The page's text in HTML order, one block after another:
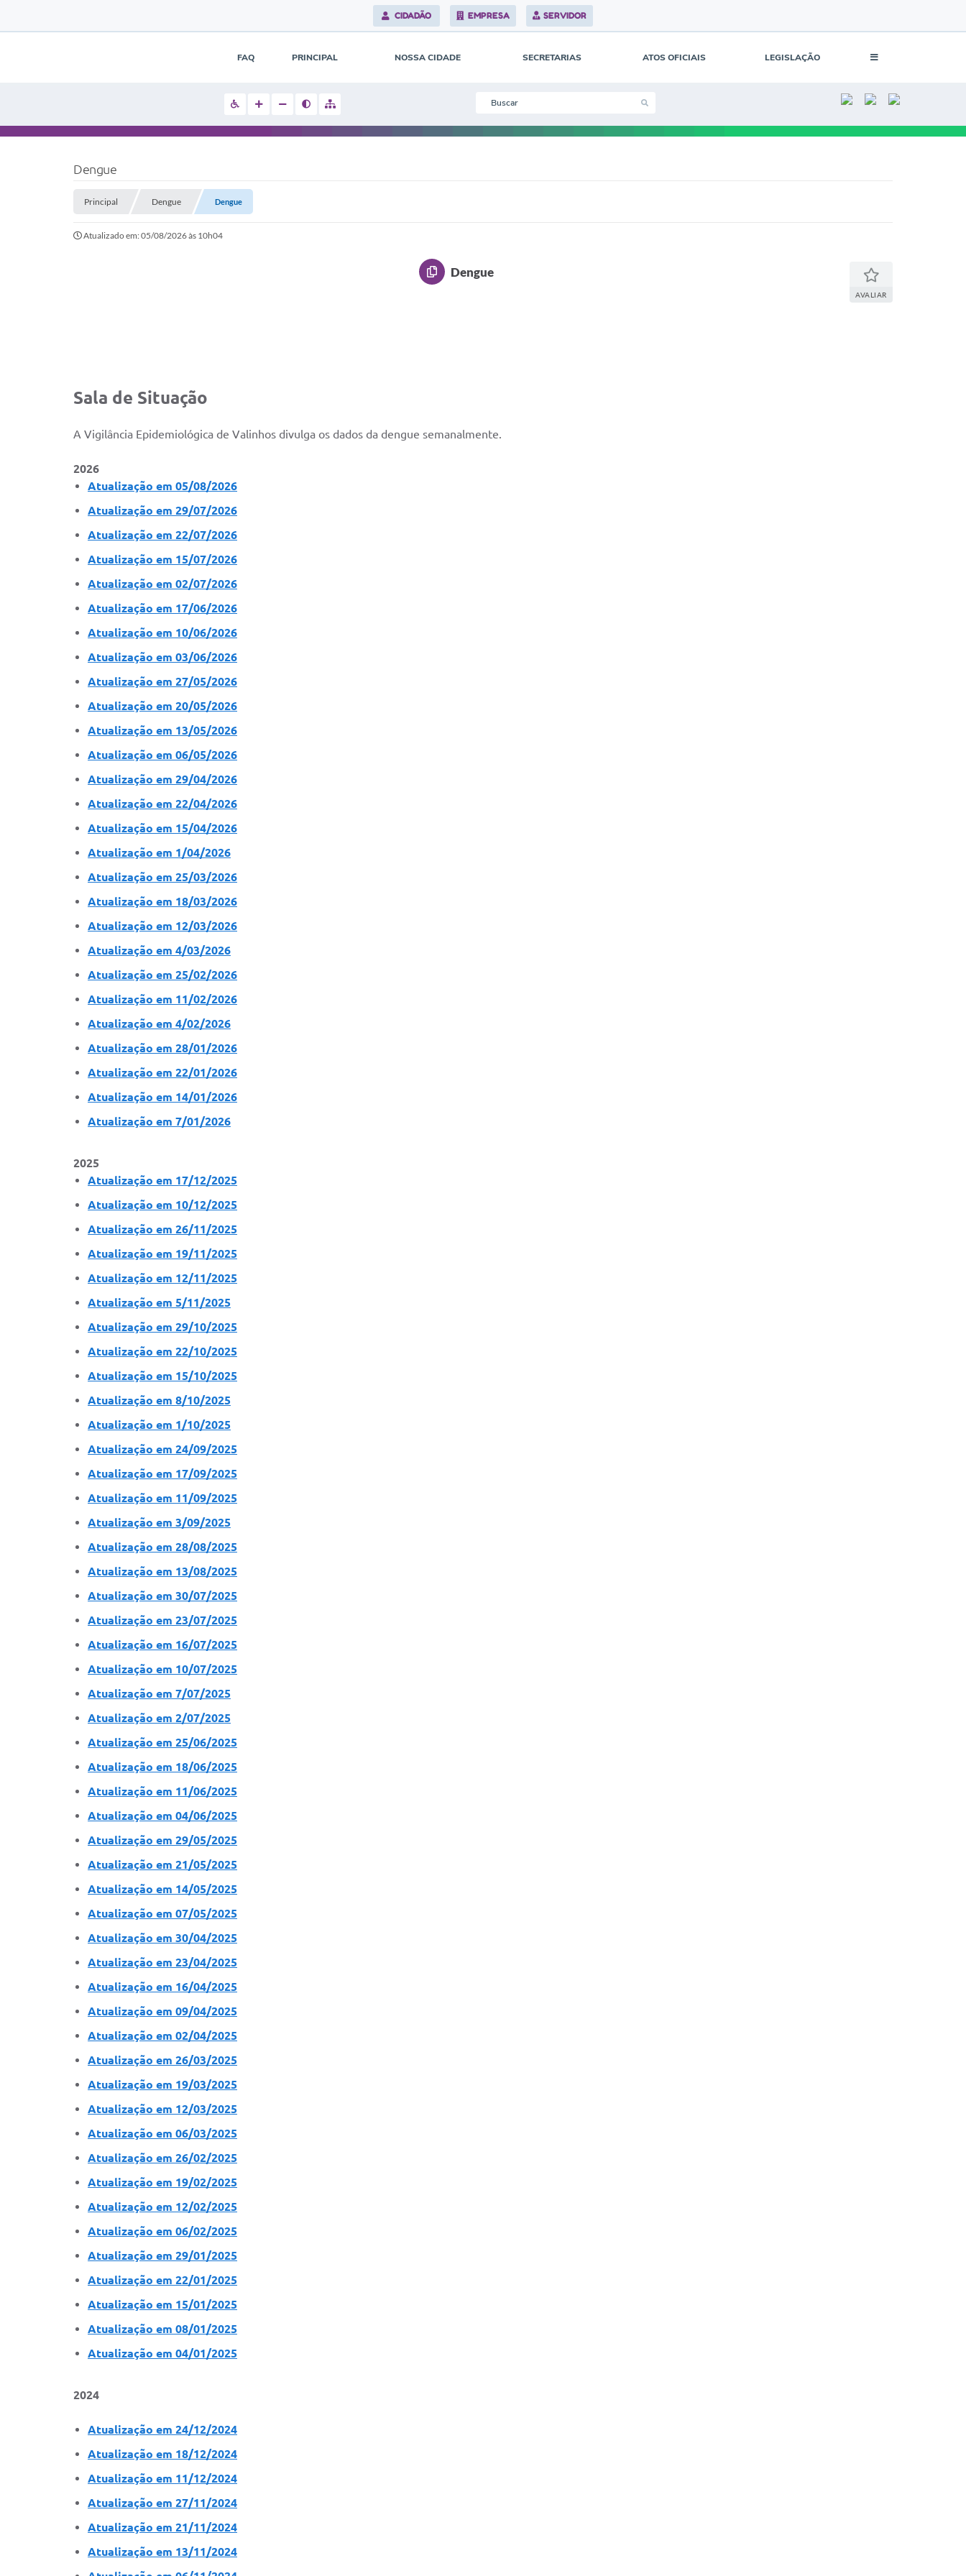
CIDADÃO EMPRESA SERVIDOR
FAQ PRINCIPAL NOSSA CIDADE SECRETARIAS ATOS OFICIAIS LEGISLAÇÃO
Dengue
Principal Dengue Dengue
Atualizado em: 05/08/2026 às 10h04
Dengue
AVALIAR
Sala de Situação
A Vigilância Epidemiológica de Valinhos divulga os dados da dengue semanalmente.
2026
Atualização em 05/08/2026
Atualização em 29/07/2026
Atualização em 22/07/2026
Atualização em 15/07/2026
Atualização em 02/07/2026
Atualização em 17/06/2026
Atualização em 10/06/2026
Atualização em 03/06/2026
Atualização em 27/05/2026
Atualização em 20/05/2026
Atualização em 13/05/2026
Atualização em 06/05/2026
Atualização em 29/04/2026
Atualização em 22/04/2026
Atualização em 15/04/2026
Atualização em 1/04/2026
Atualização em 25/03/2026
Atualização em 18/03/2026
Atualização em 12/03/2026
Atualização em 4/03/2026
Atualização em 25/02/2026
Atualização em 11/02/2026
Atualização em 4/02/2026
Atualização em 28/01/2026
Atualização em 22/01/2026
Atualização em 14/01/2026
Atualização em 7/01/2026
2025
Atualização em 17/12/2025
Atualização em 10/12/2025
Atualização em 26/11/2025
Atualização em 19/11/2025
Atualização em 12/11/2025
Atualização em 5/11/2025
Atualização em 29/10/2025
Atualização em 22/10/2025
Atualização em 15/10/2025
Atualização em 8/10/2025
Atualização em 1/10/2025
Atualização em 24/09/2025
Atualização em 17/09/2025
Atualização em 11/09/2025
Atualização em 3/09/2025
Atualização em 28/08/2025
Atualização em 13/08/2025
Atualização em 30/07/2025
Atualização em 23/07/2025
Atualização em 16/07/2025
Atualização em 10/07/2025
Atualização em 7/07/2025
Atualização em 2/07/2025
Atualização em 25/06/2025
Atualização em 18/06/2025
Atualização em 11/06/2025
Atualização em 04/06/2025
Atualização em 29/05/2025
Atualização em 21/05/2025
Atualização em 14/05/2025
Atualização em 07/05/2025
Atualização em 30/04/2025
Atualização em 23/04/2025
Atualização em 16/04/2025
Atualização em 09/04/2025
Atualização em 02/04/2025
Atualização em 26/03/2025
Atualização em 19/03/2025
Atualização em 12/03/2025
Atualização em 06/03/2025
Atualização em 26/02/2025
Atualização em 19/02/2025
Atualização em 12/02/2025
Atualização em 06/02/2025
Atualização em 29/01/2025
Atualização em 22/01/2025
Atualização em 15/01/2025
Atualização em 08/01/2025
Atualização em 04/01/2025
2024
Atualização em 24/12/2024
Atualização em 18/12/2024
Atualização em 11/12/2024
Atualização em 27/11/2024
Atualização em 21/11/2024
Atualização em 13/11/2024